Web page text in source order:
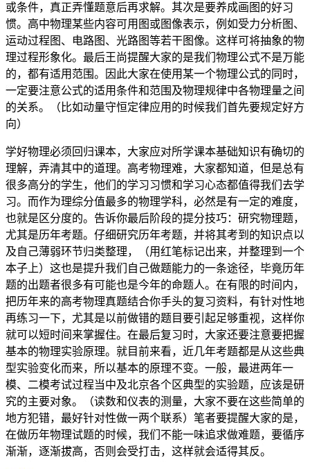
或条件，真正弄懂题意后再求解。其次是要养成画图的好习
惯。高中物理某些内容可用图或图像表示，例如受力分析图、
运动过程图、电路图、光路图等若干图像。这样可将抽象的物
理过程形象化。最后王尚提醒大家的是我们物理公式不是万能
的，都有适用范围。因此大家在使用某一个物理公式的同时，
一定要注意公式的适用条件和范围及物理规律中各物理量之间
的关系。（比如动量守恒定律应用的时候我们首先要规定好方
向）
学好物理必须回归课本，大家应对所学课本基础知识有确切的
理解，弄清其中的道理。高考物理难，大家都知道，但是总有
很多高分的学生，他们的学习习惯和学习心态都值得我们去学
习。而作为理综分值最多的物理学科，必然是有一定的难度，
也就是区分度的。告诉你最后阶段的提分技巧：研究物理题，
尤其是历年考题。仔细研究历年考题，并将其考到的知识点以
及自己薄弱环节归类整理，（用红笔标记出来，并整理到一个
本子上）这也是提升我们自己做题能力的一条途径，毕竟历年
题的出题者很多有可能也是今年的命题人。在有限的时间内，
把历年来的高考物理真题结合你手头的复习资料，有针对性地
再练习一下，尤其是以前做错的题目要引起足够重视，这样你
就可以短时间来掌握住。在最后复习时，大家还要注意要把握
基本的物理实验原理。就目前来看，近几年考题都是从这些典
型实验变化而来，所以基本的原理不变。一般，最进两年一
模、二模考试过程当中及北京各个区典型的实验题，应该是研
究的主要对象。（读数和仪表的测量，大家不要在这些简单的
地方犯错，最好针对性做一两个联系）笔者要提醒大家的是，
在做历年物理试题的时候，我们不能一味追求做难题，要循序
渐渐，逐渐拔高，否则会受打击，这样就会适得其反。